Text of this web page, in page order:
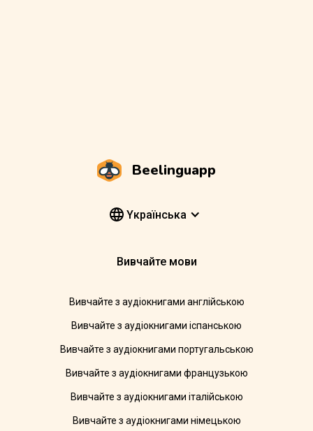
Beelinguapp
Yкраїнська
Вивчайте мови
Вивчайте з аудіокнигами англійською
Вивчайте з аудіокнигами іспанською
Вивчайте з аудіокнигами португальською
Вивчайте з аудіокнигами французькою
Вивчайте з аудіокнигами італійською
Вивчайте з аудіокнигами німецькою